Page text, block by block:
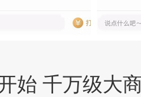
千万级大商